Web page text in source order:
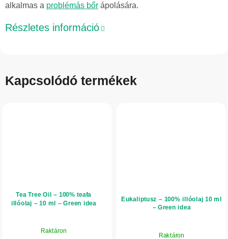
alkalmas a problémás bőr ápolására.
Részletes információ
Kapcsolódó termékek
Tea Tree Oil – 100% teafa
illóolaj – 10 ml – Green idea
Raktáron
Eukaliptusz – 100% illóolaj 10 ml
– Green idea
Raktáron